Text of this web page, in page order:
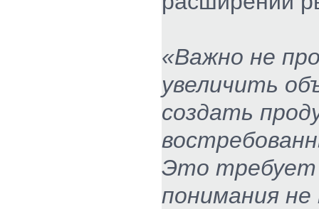
«Важно не
увеличить
создать
Это требует
понимания не